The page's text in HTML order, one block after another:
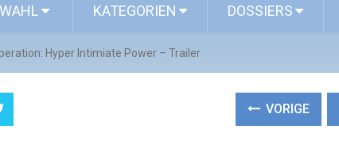
KATEGORIEN DOSSIERS
Hyper Intimiate Power – Trailer
VORIGE